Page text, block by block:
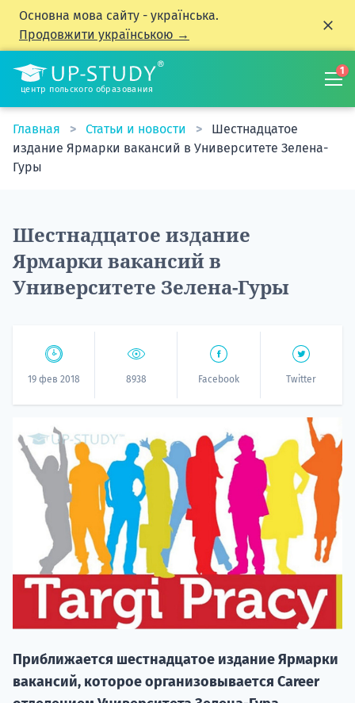
Основна мова сайту - українська.
Продовжити українською →
центр польского образования
1
Главная Статьи и новости
Шестнадцатое
издание Ярмарки вакансий в Университете Зелена-
Гуры
Шестнадцатое издание
Ярмарки вакансий в
Университете Зелена-Гуры
19 фев 2018 8938 Facebook Twitter
Приближается шестнадцатое издание Ярмарки
вакансий, которое организовывается Career
20.09